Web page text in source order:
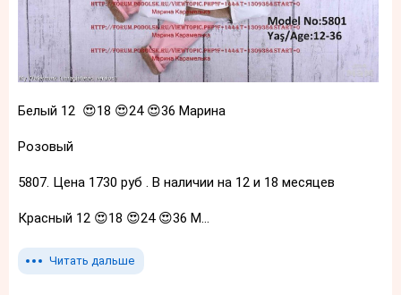
Белый 12 😍18 😍24 😍36 Марина
Розовый
5807. Цена 1730 руб . В наличии на 12 и 18 месяцев
Красный 12 😍18 😍24 😍36 М...
Читать дальше